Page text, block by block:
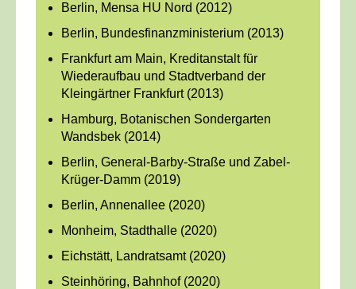
Berlin, Mensa HU Nord (2012)
Berlin, Bundesfinanzministerium (2013)
Frankfurt am Main, Kreditanstalt für
Wiederaufbau und Stadtverband der
Kleingärtner Frankfurt (2013)
Hamburg, Botanischen Sondergarten
Wandsbek (2014)
Berlin, General-Barby-Straße und Zabel-
Krüger-Damm (2019)
Berlin, Annenallee (2020)
Monheim, Stadthalle (2020)
Eichstätt, Landratsamt (2020)
Steinhöring, Bahnhof (2020)